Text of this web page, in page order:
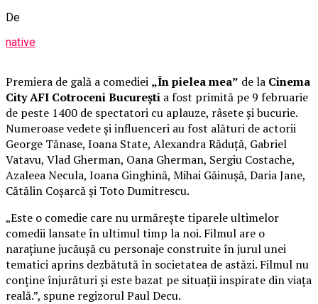
De
native
Premiera de gală a comediei „În pielea mea” de la Cinema
City AFI Cotroceni București a fost primită pe 9 februarie
de peste 1400 de spectatori cu aplauze, râsete și bucurie.
Numeroase vedete și influenceri au fost alături de actorii
George Tănase, Ioana State, Alexandra Răduță, Gabriel
Vatavu, Vlad Gherman, Oana Gherman, Sergiu Costache,
Azaleea Necula, Ioana Ginghină, Mihai Găinușă, Daria Jane,
Cătălin Coșarcă și Toto Dumitrescu.
„Este o comedie care nu urmărește tiparele ultimelor
comedii lansate în ultimul timp la noi. Filmul are o
narațiune jucăușă cu personaje construite în jurul unei
tematici aprins dezbătută în societatea de astăzi. Filmul nu
conține înjurături și este bazat pe situații inspirate din viața
reală.”, spune regizorul Paul Decu.